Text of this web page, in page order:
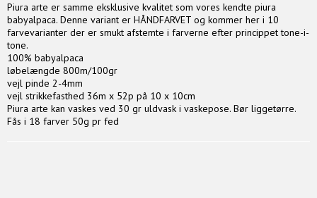
Piura arte er samme eksklusive kvalitet som vores kendte piura
babyalpaca. Denne variant er HÅNDFARVET og kommer her i 10
farvevarianter der er smukt afstemte i farverne efter princippet tone-i-
tone.
100% babyalpaca
løbelængde 800m/100gr
vejl pinde 2-4mm
vejl strikkefasthed 36m x 52p på 10 x 10cm
Piura arte kan vaskes ved 30 gr uldvask i vaskepose. Bør liggetørre.
Fås i 18 farver 50g pr fed